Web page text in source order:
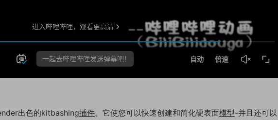
出色的kitbashing插件。它使您可以快速创建和简化硬表面模型-并且还可以